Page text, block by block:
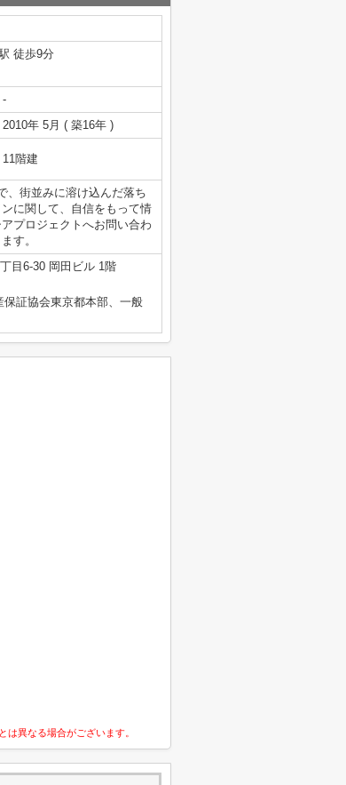
徒歩9分
-
2010年 5月 ( 築16年 )
11階建
、街並みに溶け込んだ落ち
に関して、自信をもって情
プロジェクトへお問い合わ
す。
目6-30 岡田ビル 1階
証協会東京都本部、一般
異なる場合がございます。